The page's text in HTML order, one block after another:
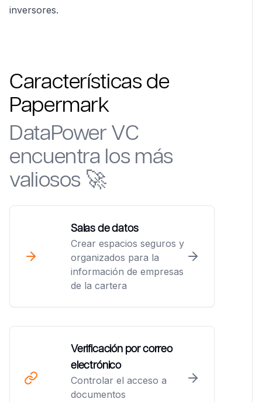
inversores.
Características de
Papermark
DataPower VC
encuentra los más
valiosos 🚀
Salas de datos
Crear espacios seguros y
organizados para la
información de empresas
de la cartera
Verificación por correo
electrónico
Controlar el acceso a
documentos